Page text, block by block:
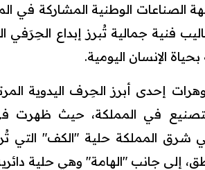
الصناعات الوطنية المشاركة
فنية جمالية تُبرز إبداع
الإنسان اليومية.
إحدى أبرز الحِرف اليدوية
في المملكة، حيث ظهرت
في شرق المملكة حلية "الكف"
إلى جانب "الهامة" وهي حلية